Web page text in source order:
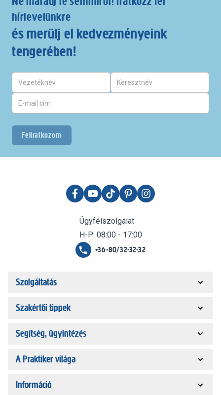
hírlevelünkre
és merülj el kedvezményeink
tengerében!
Feliratkozom
Ügyfélszolgálat
H-P: 08:00 - 17:00
+36-80/32-32-32
Szolgáltatás
Szakértői tippek
Segítség, ügyintézés
A Praktiker világa
Információ